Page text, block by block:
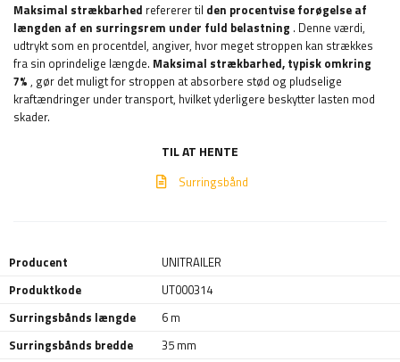
Maksimal strækbarhed refererer til den procentvise forøgelse af
længden af ​​en surringsrem under fuld belastning . Denne værdi,
udtrykt som en procentdel, angiver, hvor meget stroppen kan strækkes
fra sin oprindelige længde. Maksimal strækbarhed, typisk omkring
7% , gør det muligt for stroppen at absorbere stød og pludselige
kraftændringer under transport, hvilket yderligere beskytter lasten mod
skader.
TIL AT HENTE
Surringsbånd
Producent
UNITRAILER
Produktkode
UT000314
Surringsbånds længde
6 m
Surringsbånds bredde
35 mm